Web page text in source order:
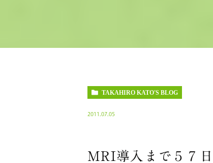
TAKAHIRO KATO'S BLOG
2011.07.05
MRI導入まで５７